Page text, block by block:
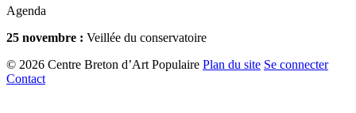
Agenda
25 novembre : Veillée du conservatoire
© 2026 Centre Breton d’Art Populaire Plan du site Se connecter
Contact